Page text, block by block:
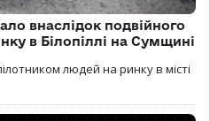
внаслідок подвійного
в Білопіллі на Сумщині
людей на ринку в місті